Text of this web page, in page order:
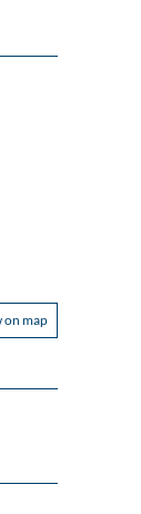
on map